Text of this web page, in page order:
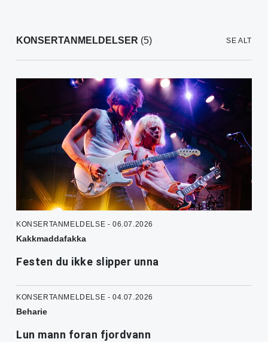
KONSERTANMELDELSER (5) SE ALT
KONSERTANMELDELSE - 06.07.2026
Kakkmaddafakka
Festen du ikke slipper unna
KONSERTANMELDELSE - 04.07.2026
Beharie
Lun mann foran fjordvann